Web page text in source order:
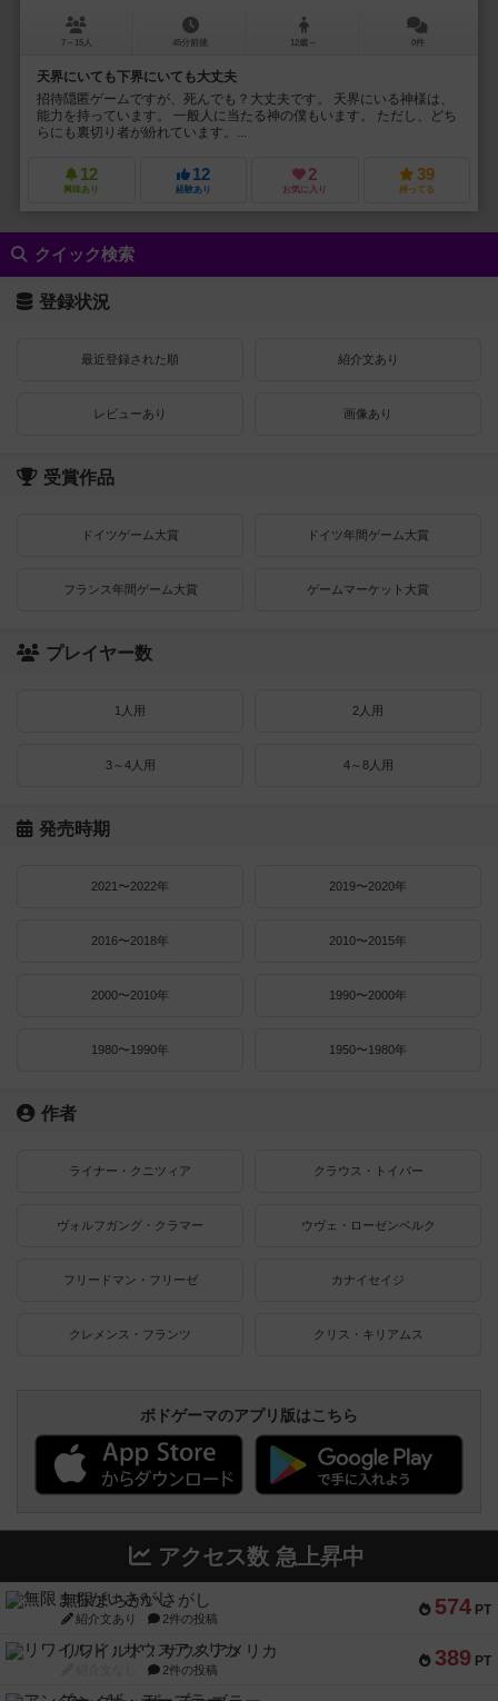
7～15人 45分前後 12歳～ 0件
天界にいても下界にいても大丈夫
招待隠匿ゲームですが、死んでも？大丈夫です。 天界にいる神様は、
能力を持っています。 一般人に当たる神の僕もいます。 ただし、どち
らにも裏切り者が紛れています。...
12
興味あり
12
経験あり
2
お気に入り
39
持ってる
クイック検索
登録状況
最近登録された順 紹介文あり
レビューあり 画像あり
受賞作品
ドイツゲーム大賞 ドイツ年間ゲーム大賞
フランス年間ゲーム大賞 ゲームマーケット大賞
プレイヤー数
1人用 2人用
3～4人用 4～8人用
発売時期
2021〜2022年 2019〜2020年
2016〜2018年 2010〜2015年
2000〜2010年 1990〜2000年
1980〜1990年 1950〜1980年
作者
ライナー・クニツィア クラウス・トイバー
ヴォルフガング・クラマー ウヴェ・ローゼンベルク
フリードマン・フリーゼ カナイセイジ
クレメンス・フランツ クリス・キリアムス
ボドゲーマのアプリ版はこちら
アクセス数 急上昇中
574 PT
無限まちがいさがし
紹介文あり 2件の投稿
389 PT
リワイルド：サウスアメリカ
2件の投稿